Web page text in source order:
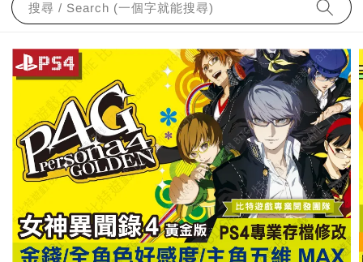
搜尋 / Search (一個字就能搜尋)